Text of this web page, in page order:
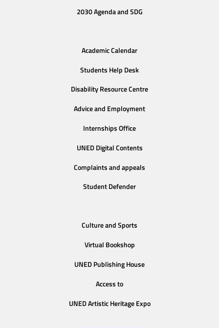
2030 Agenda and SDG
Academic Calendar
Students Help Desk
Disability Resource Centre
Advice and Employment
Internships Office
UNED Digital Contents
Complaints and appeals
Student Defender
Culture and Sports
Virtual Bookshop
UNED Publishing House
Access to
UNED Artistic Heritage Expo